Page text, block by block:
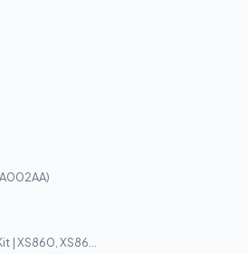
XS860, XS86...